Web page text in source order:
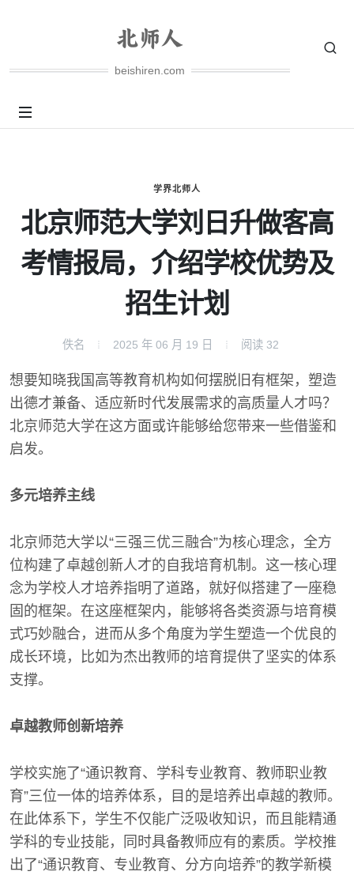
beishiren.com
学界北师人
北京师范大学刘日升做客高
考情报局，介绍学校优势及
招生计划
佚名 2025 年 06 月 19 日 阅读 32
想要知晓我国高等教育机构如何摆脱旧有框架，塑造
出德才兼备、适应新时代发展需求的高质量人才吗？
北京师范大学在这方面或许能够给您带来一些借鉴和
启发。
多元培养主线
北京师范大学以“三强三优三融合”为核心理念，全方
位构建了卓越创新人才的自我培育机制。这一核心理
念为学校人才培养指明了道路，就好似搭建了一座稳
固的框架。在这座框架内，能够将各类资源与培育模
式巧妙融合，进而从多个角度为学生塑造一个优良的
成长环境，比如为杰出教师的培育提供了坚实的体系
支撑。
卓越教师创新培养
学校实施了“通识教育、学科专业教育、教师职业教
育”三位一体的培养体系，目的是培养出卓越的教师。
在此体系下，学生不仅能广泛吸收知识，而且能精通
学科的专业技能，同时具备教师应有的素质。学校推
出了“通识教育、专业教育、分方向培养”的教学新模